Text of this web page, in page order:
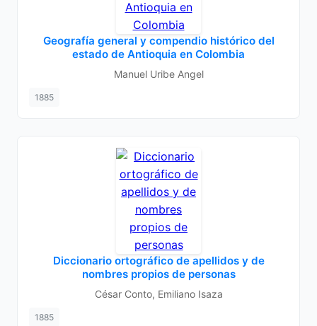
Geografía general y compendio histórico del
estado de Antioquia en Colombia
Manuel Uribe Angel
1885
Diccionario ortográfico de apellidos y de
nombres propios de personas
César Conto, Emiliano Isaza
1885